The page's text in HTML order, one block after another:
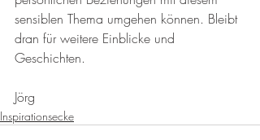
sensiblen Thema umgehen können. Bleibt
dran für weitere Einblicke und
Geschichten.
Jörg
Inspirationsecke